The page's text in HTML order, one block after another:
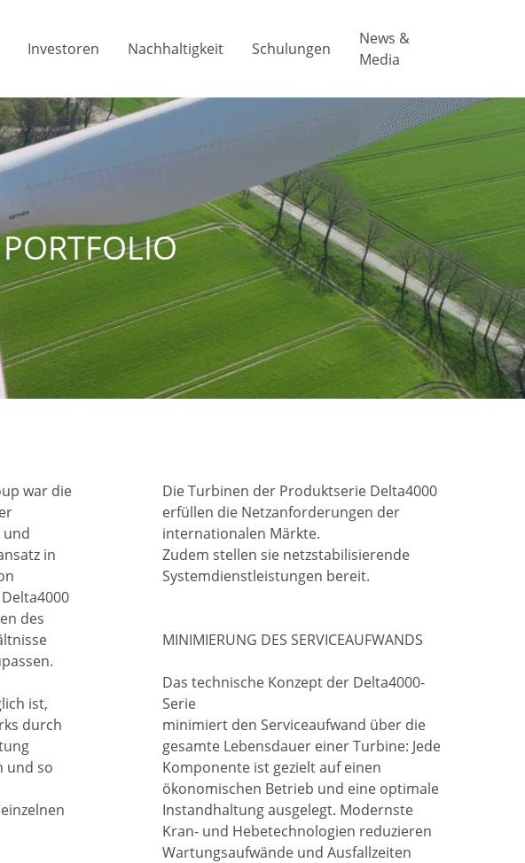
Investoren Nachhaltigkeit Schulungen
News &
Media
war die
und
in
des
ist,
durch
und so
Die Turbinen der Produktserie Delta4000
erfüllen die Netzanforderungen der
internationalen Märkte.
Zudem stellen sie netzstabilisierende
Systemdienstleistungen bereit.
MINIMIERUNG DES SERVICEAUFWANDS
Das technische Konzept der Delta4000-
Serie
minimiert den Serviceaufwand über die
gesamte Lebensdauer einer Turbine: Jede
Komponente ist gezielt auf einen
ökonomischen Betrieb und eine optimale
Instandhaltung ausgelegt. Modernste
Kran- und Hebetechnologien reduzieren
Wartungsaufwände und Ausfallzeiten